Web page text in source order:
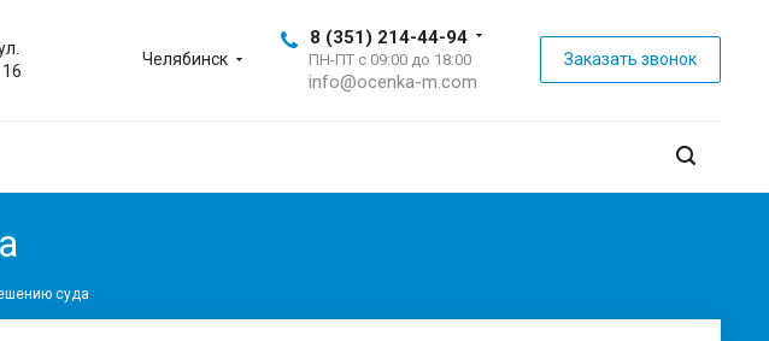
Челябинск
8 (351) 214-44-94
ПН-ПТ с 09:00 до 18:00
info@ocenka-m.com
Заказать звонок
суда